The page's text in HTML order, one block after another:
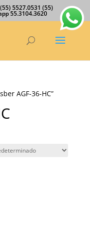
5527.0531 (55)
55.3104.3620
AGF-36-HC”